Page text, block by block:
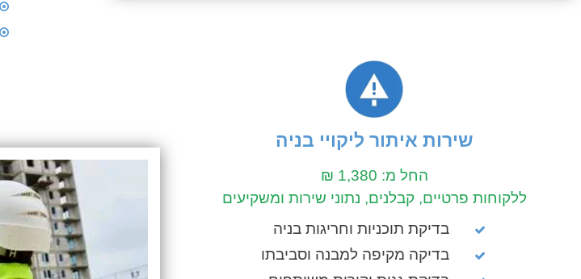
שירות איתור ליקויי בניה
החל מ: 1,380 ₪
ללקוחות פרטיים, קבלנים, נתוני שירות ומשקיעים
בדיקת תוכניות וחריגות בניה
בדיקה מקיפה למבנה וסביבתו